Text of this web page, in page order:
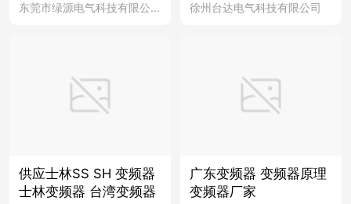
东莞市绿源电气科技有限公司 徐州台达电气科技有限公司
供应士林SS SH 变频器
士林变频器 台湾变频器
广东变频器 变频器原理
变频器厂家